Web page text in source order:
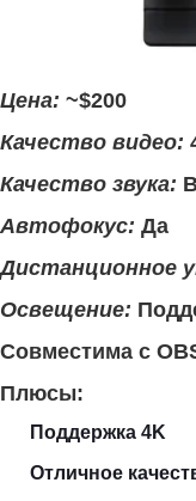
Цена: ~$200
Качество видео:
Качество звука:
Автофокус: Да
Дистанционное
Освещение:
Совместима с
Плюсы:
Поддержка 4K
Отличное